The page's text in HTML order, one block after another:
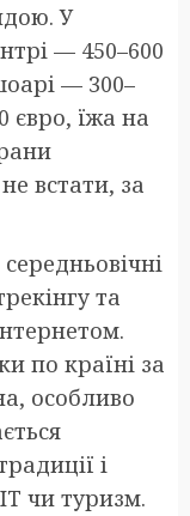
У
— 450–600
— 300–
євро, їжа на
встати, за
та
по країні за
особливо
і
чи туризм.